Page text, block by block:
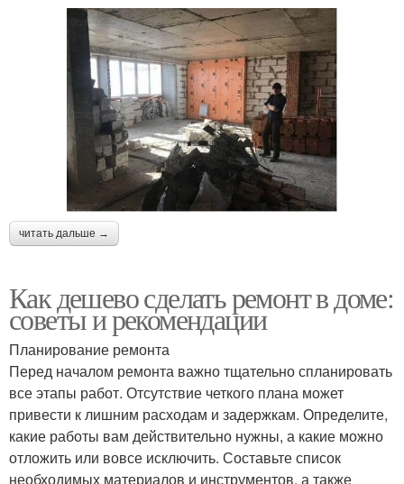
читать дальше →
Как дешево сделать ремонт в доме:
советы и рекомендации
Планирование ремонта
Перед началом ремонта важно тщательно спланировать
все этапы работ. Отсутствие четкого плана может
привести к лишним расходам и задержкам. Определите,
какие работы вам действительно нужны, а какие можно
отложить или вовсе исключить. Составьте список
необходимых материалов и инструментов, а также